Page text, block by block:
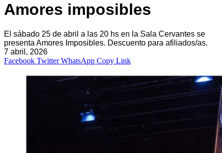
Amores imposibles
El sábado 25 de abril a las 20 hs en la Sala Cervantes se
presenta Amores Imposibles. Descuento para afiliados/as.
7 abril, 2026
Facebook Twitter WhatsApp Copy Link